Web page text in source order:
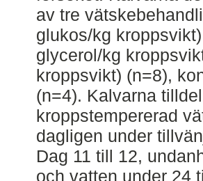
av tre
glukos/kg
glycerol/kg
kroppsvikt) (n=8),
(n=4). Kalvarna
kroppstempererad
dagligen under
Dag 11 till 12,
och vatten under 24